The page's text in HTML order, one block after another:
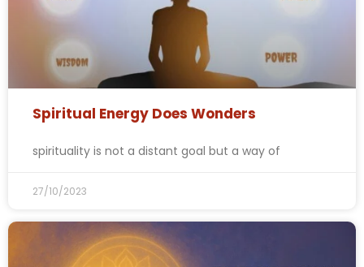
Spiritual Energy Does Wonders
spirituality is not a distant goal but a way of
27/10/2023